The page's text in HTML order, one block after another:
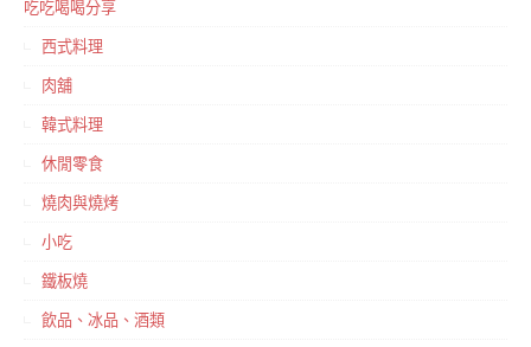
吃吃喝喝分享
西式料理
肉舖
韓式料理
休閒零食
燒肉與燒烤
小吃
鐵板燒
飲品、冰品、酒類